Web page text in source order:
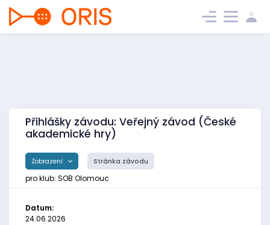
Přihlášky závodu: Veřejný závod (České
akademické hry)
Zobrazení Stránka závodu
pro klub: SOB Olomouc
Datum:
24.06.2026